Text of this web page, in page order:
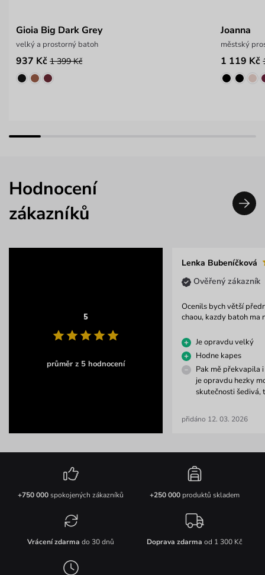
Gioia Big Dark Grey
velký a prostorný batoh
937 Kč 1 399 Kč
Joanna
městský
1 119 Kč
Hodnocení
zákazníků
5
průměr z 5 hodnocení
Lenka Bubeníčková
Ověřený zákazník
Ocenils bych větší
chaou, kazdy batoh ma
Je opravdu velký
Hodne kapes
Pak mě překvapila
je opravdu hezky
skutečnosti šedivá,
přidáno 12. 03. 2026
+750 000spokojených zákazníků +250 000produktů skladem
Vrácení zdarma do 30 dnů Doprava zdarma od 1 300 Kč